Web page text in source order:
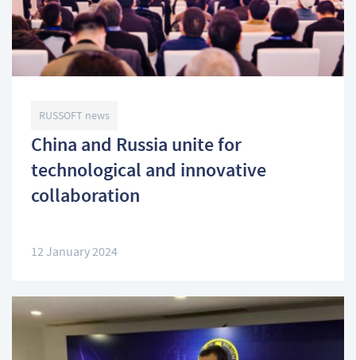
RUSSOFT news
China and Russia unite for
technological and innovative
collaboration
12 January 2024